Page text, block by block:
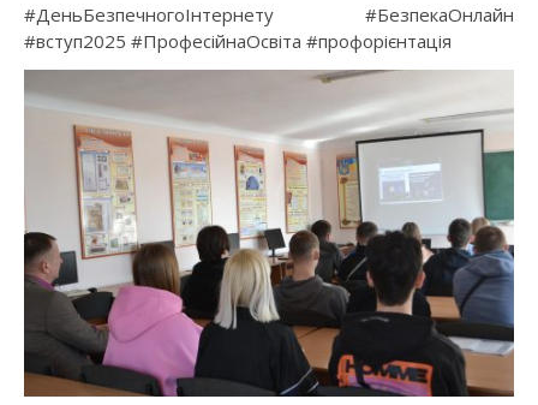
#ДеньБезпечногоІнтернету #БезпекаОнлайн
#вступ2025 #ПрофесійнаОсвіта #профорієнтація